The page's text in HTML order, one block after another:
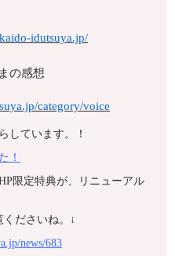
idutsuya.jp/
の感想
category/voice
しています。！
！
限定特典が、リニューアル
ださいね。↓
news/683